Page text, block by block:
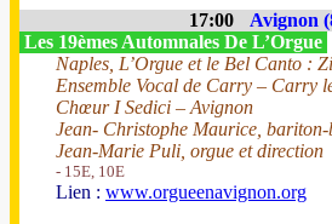
17:00 Avignon
Les 19èmes Automnales De L’Orgue
Naples, L’Orgue et le Bel Canto :
Ensemble Vocal de Carry – Carry
Chœur I Sedici – Avignon
Jean- Christophe Maurice, bariton-
Jean-Marie Puli, orgue et direction
- 15E, 10E
Lien : www.orgueenavignon.org